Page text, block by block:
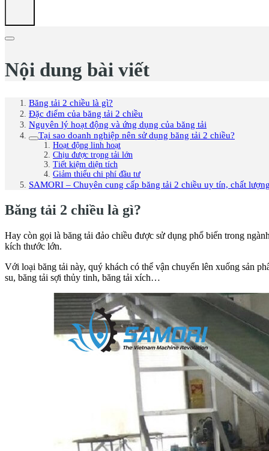
Nội dung bài viết
Băng tải 2 chiều là gì?
Đặc điểm của băng tải 2 chiều
Nguyên lý hoạt động và ứng dụng của băng tải
Tại sao doanh nghiệp nên sử dụng băng tải 2 chiều?
Hoạt động linh hoạt
Chịu được trọng tải lớn
Tiết kiệm diện tích
Giảm thiểu chi phí đầu tư
SAMORI – Chuyên cung cấp băng tải 2 chiều uy tín, chất
Băng tải 2 chiều là gì?
Hay còn gọi là băng tải đảo chiều được sử dụng phổ biến trong
kích thước lớn.
Với loại băng tải này, quý khách có thể vận chuyển lên xuống sản
su, băng tải sợi thủy tinh, băng tải xích…